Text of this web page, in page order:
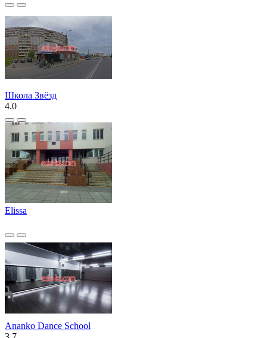
Школа Звёзд
4.0
Elissa
Ananko Dance School